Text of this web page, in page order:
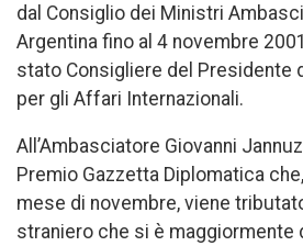
dal Consiglio dei Ministri
Argentina fino al 4 novembre
stato Consigliere del Presidente
per gli Affari Internazionali.
All’Ambasciatore Giovanni
Premio Gazzetta Diplomatica che,
mese di novembre, viene
straniero che si è maggiormente